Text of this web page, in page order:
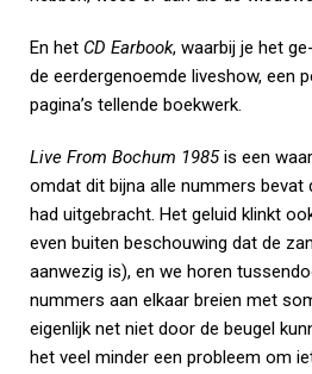
En het CD Earbook, waarbij je het
de eerdergenoemde liveshow, een
pagina’s tellende boekwerk.
Live From Bochum 1985is een
omdat dit bijna alle nummers bevat
had uitgebracht. Het geluid klinkt
even buiten beschouwing dat de
aanwezig is), en we horen
nummers aan elkaar breien met
eigenlijk net niet door de beugel
het veel minder een probleem om